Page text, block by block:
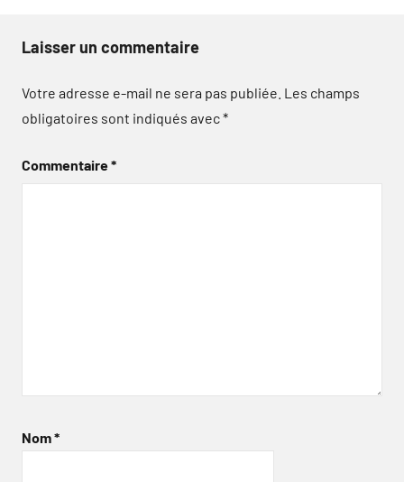
Laisser un commentaire
Votre adresse e-mail ne sera pas publiée. Les champs
obligatoires sont indiqués avec*
Commentaire*
Nom*